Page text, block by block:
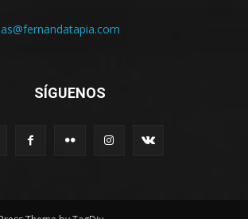
SÍGUENOS